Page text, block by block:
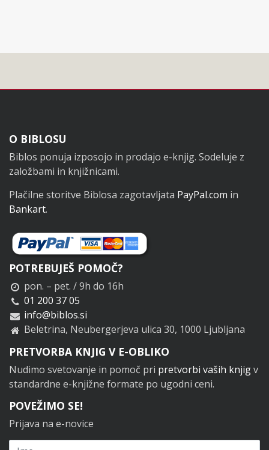
Noga
O BIBLOSU
Biblos ponuja izposojo in prodajo e-knjig. Sodeluje z
založbami in knjižnicami.
Plačilne storitve Biblosa zagotavljata PayPal.com in
Bankart.
POTREBUJEŠ POMOČ?
pon. – pet. / 9h do 16h
01 200 37 05
info@biblos.si
Beletrina, Neubergerjeva ulica 30, 1000 Ljubljana
PRETVORBA KNJIG V E-OBLIKO
Nudimo svetovanje in pomoč pri pretvorbi vaših knjigv
standardne e-knjižne formate po ugodni ceni.
POVEŽIMO SE!
Prijava na e-novice